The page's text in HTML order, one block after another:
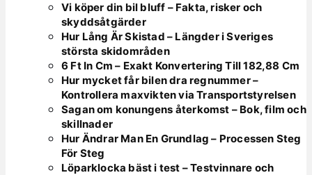
Vi köper din bil bluff – Fakta, risker och
skyddsåtgärder
Hur Lång Är Skistad – Längder i Sveriges
största skidområden
6 Ft In Cm – Exakt Konvertering Till 182,88 Cm
Hur mycket får bilen dra regnummer –
Kontrollera maxvikten via Transportstyrelsen
Sagan om konungens återkomst – Bok, film och
skillnader
Hur Ändrar Man En Grundlag – Processen Steg
För Steg
Löparklocka bäst i test – Testvinnare och